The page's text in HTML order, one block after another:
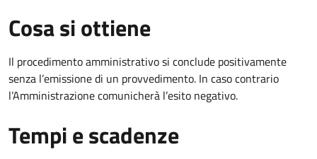
Cosa si ottiene
Il procedimento amministrativo si conclude positivamente
senza l’emissione di un provvedimento. In caso contrario
l’Amministrazione comunicherà l’esito negativo.
Tempi e scadenze